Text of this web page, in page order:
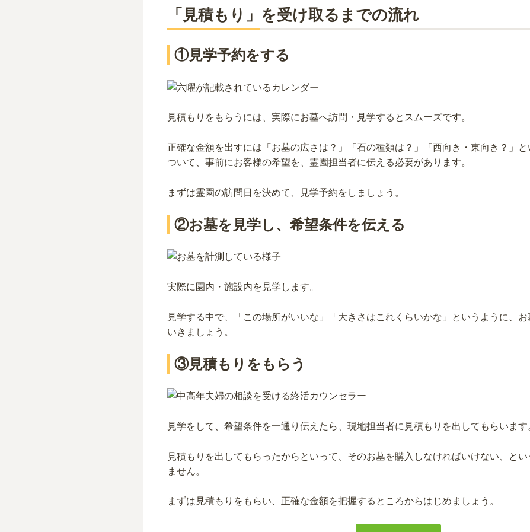
「見積もり」を受け取るまでの流れ
①見学予約をする
見積もりをもらうには、実際にお墓へ訪問・見学するとスムーズです。
正確な金額を出すには「お墓の広さは？」「石の種類は？」「西向き・東向き？」
ついて、事前にお客様の希望を、霊園担当者に伝える必要があります。
まずは霊園の訪問日を決めて、見学予約をしましょう。
②お墓を見学し、希望条件を伝える
実際に園内・施設内を見学します。
見学する中で、「この場所がいいな」「大きさはこれくらいかな」というように、
いきましょう。
③見積もりをもらう
見学をして、希望条件を一通り伝えたら、現地担当者に見積もりを出してもらいます
見積もりを出してもらったからといって、そのお墓を購入しなければいけない、とい
ません。
まずは見積もりをもらい、正確な金額を把握するところからはじめましょう。